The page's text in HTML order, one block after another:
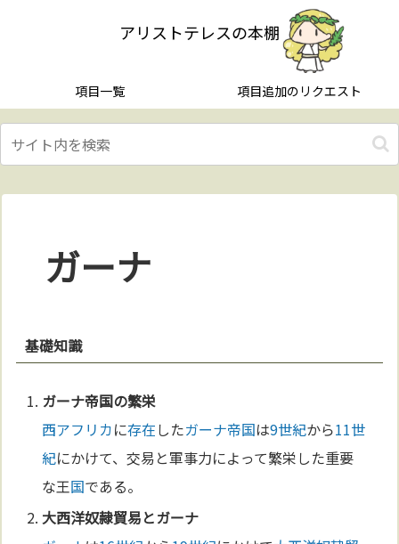
アリストテレスの本棚
項目一覧 項目追加のリクエスト
ガーナ
基礎知識
ガーナ帝国の繁栄
西アフリカに存在したガーナ帝国は9世紀から11世
紀にかけて、交易と軍事力によって繁栄した重要
な王国である。
大西洋奴隷貿易とガーナ